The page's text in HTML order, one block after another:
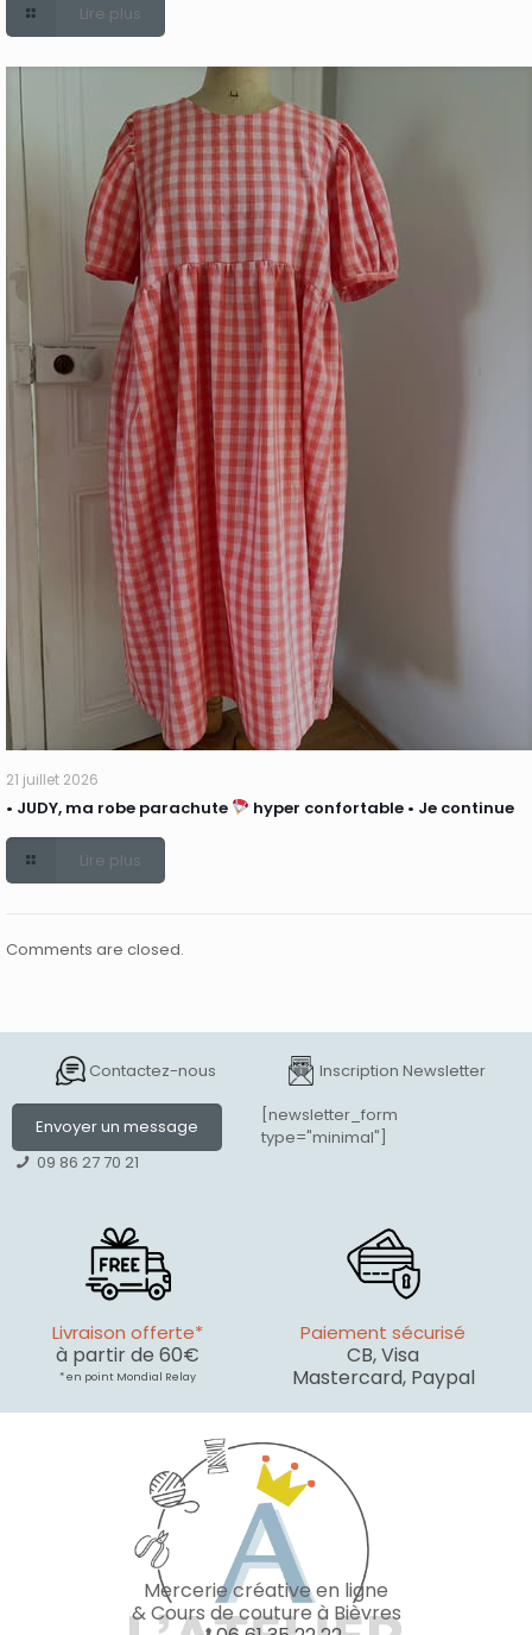
Lire plus
21 juillet 2026
• JUDY, ma robe parachute hyper confortable • Je continue
Lire plus
Comments are closed.
Contactez-nous
Envoyer un message
09 86 27 70 21
Inscription Newsletter
[newsletter_form
type="minimal"]
Livraison offerte*
à partir de 60€
* en point Mondial Relay
Paiement sécurisé
CB, Visa
Mastercard, Paypal
Mercerie créative en ligne
& Cours de couture à Bièvres